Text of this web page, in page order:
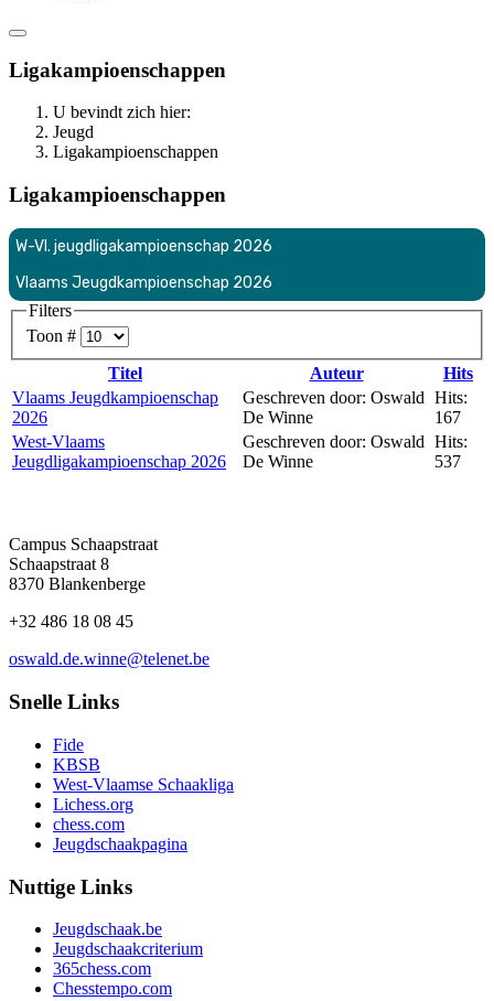
Ligakampioenschappen
U bevindt zich hier:
Jeugd
Ligakampioenschappen
Ligakampioenschappen
W-Vl. jeugdligakampioenschap 2026
Vlaams Jeugdkampioenschap 2026
Filters
Toon #
Titel
Auteur
Hits
Vlaams Jeugdkampioenschap
2026
Geschreven door: Oswald
De Winne
Hits:
167
West-Vlaams
Jeugdligakampioenschap 2026
Geschreven door: Oswald
De Winne
Hits:
537
Campus Schaapstraat
Schaapstraat 8
8370 Blankenberge
+32 486 18 08 45
oswald.de.winne@telenet.be
Snelle Links
Fide
KBSB
West-Vlaamse Schaakliga
Lichess.org
chess.com
Jeugdschaakpagina
Nuttige Links
Jeugdschaak.be
Jeugdschaakcriterium
365chess.com
Chesstempo.com